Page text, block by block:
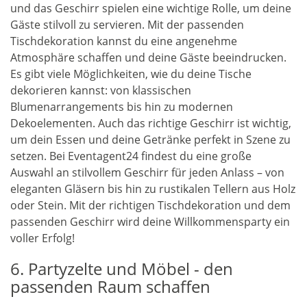
und das Geschirr spielen eine wichtige Rolle, um deine
Gäste stilvoll zu servieren. Mit der passenden
Tischdekoration kannst du eine angenehme
Atmosphäre schaffen und deine Gäste beeindrucken.
Es gibt viele Möglichkeiten, wie du deine Tische
dekorieren kannst: von klassischen
Blumenarrangements bis hin zu modernen
Dekoelementen. Auch das richtige Geschirr ist wichtig,
um dein Essen und deine Getränke perfekt in Szene zu
setzen. Bei Eventagent24 findest du eine große
Auswahl an stilvollem Geschirr für jeden Anlass – von
eleganten Gläsern bis hin zu rustikalen Tellern aus Holz
oder Stein. Mit der richtigen Tischdekoration und dem
passenden Geschirr wird deine Willkommensparty ein
voller Erfolg!
6. Partyzelte und Möbel - den
passenden Raum schaffen